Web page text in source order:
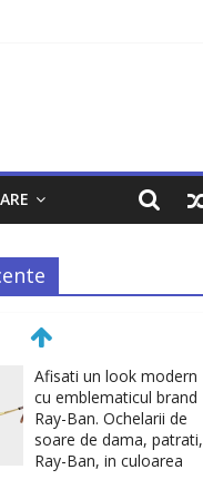
Afisati un look modern
cu emblematicul brand
Ray-Ban. Ochelarii de
soare de dama, patrati,
Ray-Ban, in culoarea